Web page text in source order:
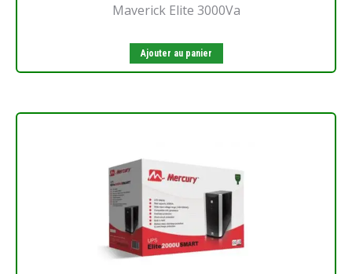
Maverick Elite 3000Va
Ajouter au panier